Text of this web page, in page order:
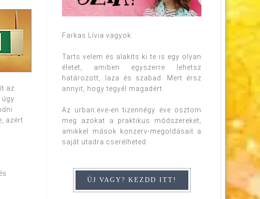
az
úgy
azért
Farkas Lívia vagyok.
Tarts velem és alakíts ki te is egy olyan
életet, amiben egyszerre lehetsz
határozott, laza és szabad. Mert érsz
annyit, hogy tegyél magadért.
Az urban:eve-en tizennégy éve osztom
meg azokat a praktikus módszereket,
amikkel mások konzerv-megoldásait a
saját utadra cserélheted.